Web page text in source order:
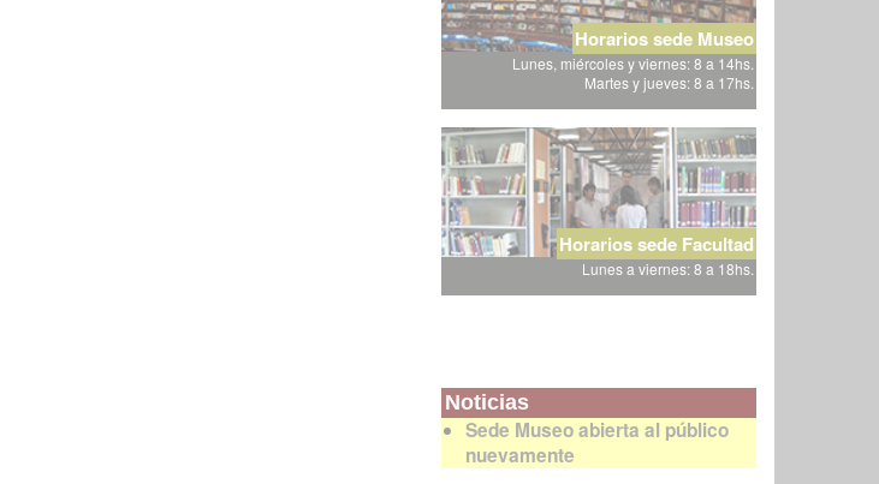
Horarios sede Museo
Lunes, miércoles y viernes: 8 a 14hs.
Martes y jueves: 8 a 17hs.
Horarios sede Facultad
Lunes a viernes: 8 a 18hs.
Noticias
Sede Museo abierta al público
nuevamente